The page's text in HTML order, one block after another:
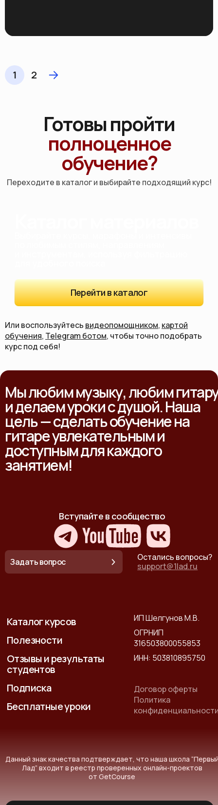
1 2
Готовы пройти
полноценное
обучение?
Переходите в каталог и выбирайте подходящий курс!
Перейти в каталог
Или воспользуйтесь видеопомощником, картой
обучения, Telegram ботом, чтобы точно подобрать
курс под себя!
Мы любим музыку, любим
и делаем уроки с душой. Наша
цель — сделать обучение на
гитаре увлекательным и
доступным для каждого
занятием!
Данный знак качества подтверждает, что наша школа
Лад” входит в реестр проверенных онлайн-проектов
от GetCourse
Вступайте в сообщество
Остались вопросы?
support@1lad.ru
Задать вопрос
Каталог курсов
Полезности
Отзывы и результаты
студентов
Подписка
Бесплатные уроки
ИП Шелгунов М.В.
ОГРНИП
316503800055853
ИНН: 503810895750
Договор оферты
Политика